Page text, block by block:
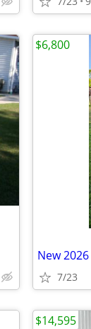
New
7/23
$6,800
$14,595